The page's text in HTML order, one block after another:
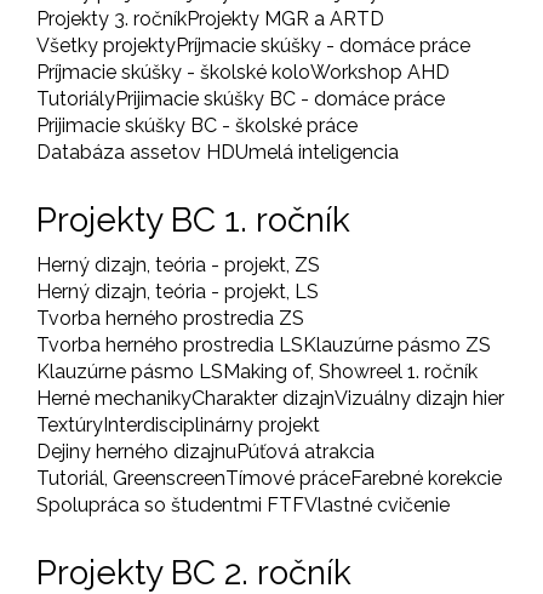
Projekty 3. ročníkProjekty MGR a ARTD
Všetky projektyPríjmacie skúšky - domáce práce
Príjmacie skúšky - školské koloWorkshop AHD
TutoriályPrijimacie skúšky BC - domáce práce
Prijimacie skúšky BC - školské práce
Databáza assetov HDUmelá inteligencia
Projekty BC 1. ročník
Herný dizajn, teória - projekt, ZS
Herný dizajn, teória - projekt, LS
Tvorba herného prostredia ZS
Tvorba herného prostredia LSKlauzúrne pásmo ZS
Klauzúrne pásmo LSMaking of, Showreel 1. ročník
Herné mechanikyCharakter dizajnVizuálny dizajn hier
TextúryInterdisciplinárny projekt
Dejiny herného dizajnuPúťová atrakcia
Tutoriál, GreenscreenTímové práceFarebné korekcie
Spolupráca so študentmi FTFVlastné cvičenie
Projekty BC 2. ročník